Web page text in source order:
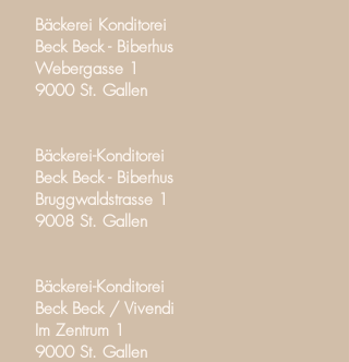
Bäckerei Konditorei
Beck Beck - Biberhus
Webergasse 1
9000 St. Gallen
Bäckerei-Konditorei
Beck Beck - Biberhus
Bruggwaldstrasse 1
9008 St. Gallen
Bäckerei-Konditorei
Beck Beck / Vivendi
Im Zentrum 1
9000 St. Gallen